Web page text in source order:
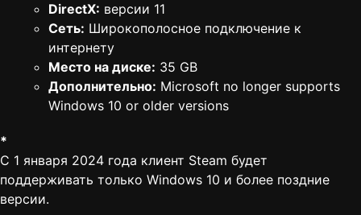
DirectX: версии 11
Сеть: Широкополосное подключение к
интернету
Место на диске: 35 GB
Дополнительно: Microsoft no longer supports
Windows 10 or older versions
*
С 1 января 2024 года клиент Steam будет
поддерживать только Windows 10 и более поздние
версии.